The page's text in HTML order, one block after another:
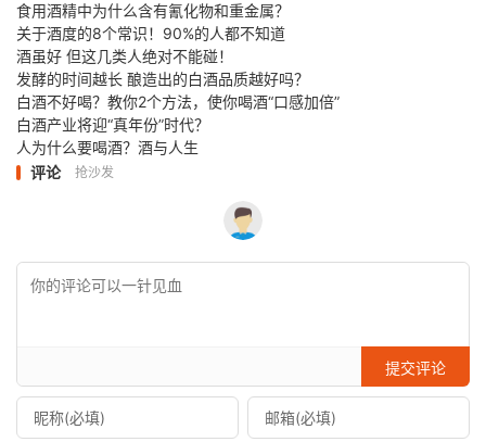
食用酒精中为什么含有氰化物和重金属？
关于酒度的8个常识！90%的人都不知道
酒虽好 但这几类人绝对不能碰！
发酵的时间越长 酿造出的白酒品质越好吗？
白酒不好喝？教你2个方法，使你喝酒“口感加倍”
白酒产业将迎“真年份”时代？
人为什么要喝酒？酒与人生
评论
抢沙发
提交评论